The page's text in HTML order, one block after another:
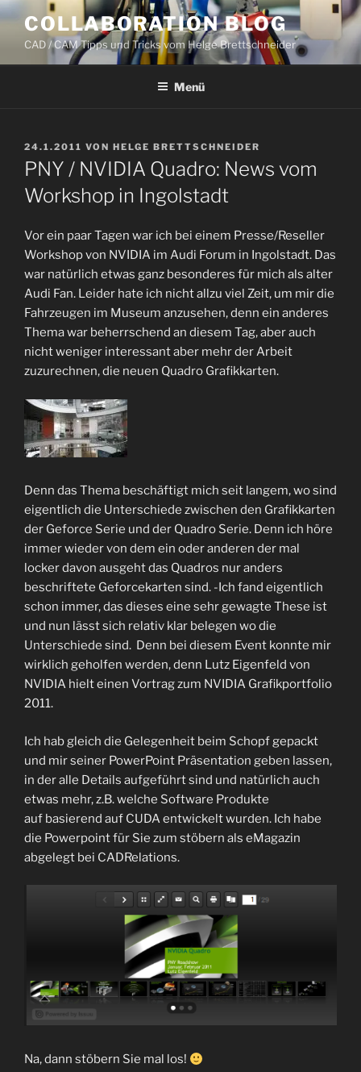
Zum
Inhalt
springen
COLLABORATION BLOG
CAD / CAM Tipps und Tricks vom Helge Brettschneider
Menü
VERÖFFENTLICHT
AM
24.1.2011 VON HELGE BRETTSCHNEIDER
PNY / NVIDIA Quadro: News vom
Workshop in Ingolstadt
Vor ein paar Tagen war ich bei einem Presse/Reseller
Workshop von NVIDIA im Audi Forum in Ingolstadt. Das
war natürlich etwas ganz besonderes für mich als alter
Audi Fan. Leider hate ich nicht allzu viel Zeit, um mir die
Fahrzeugen im Museum anzusehen, denn ein anderes
Thema war beherrschend an diesem Tag, aber auch
nicht weniger interessant aber mehr der Arbeit
zuzurechnen, die neuen Quadro Grafikkarten.
Denn das Thema beschäftigt mich seit langem, wo sind
eigentlich die Unterschiede zwischen den Grafikkarten
der Geforce Serie und der Quadro Serie. Denn ich höre
immer wieder von dem ein oder anderen der mal
locker davon ausgeht das Quadros nur anders
beschriftete Geforcekarten sind. -Ich fand eigentlich
schon immer, das dieses eine sehr gewagte These ist
und nun lässt sich relativ klar belegen wo die
Unterschiede sind. Denn bei diesem Event konnte mir
wirklich geholfen werden, denn Lutz Eigenfeld von
NVIDIA hielt einen Vortrag zum NVIDIA Grafikportfolio
2011.
Ich hab gleich die Gelegenheit beim Schopf gepackt
und mir seiner PowerPoint Präsentation geben lassen,
in der alle Details aufgeführt sind und natürlich auch
etwas mehr, z.B. welche Software Produkte
auf basierend auf CUDA entwickelt wurden. Ich habe
die Powerpoint für Sie zum stöbern als eMagazin
abgelegt bei CADRelations.
Na, dann stöbern Sie mal los!